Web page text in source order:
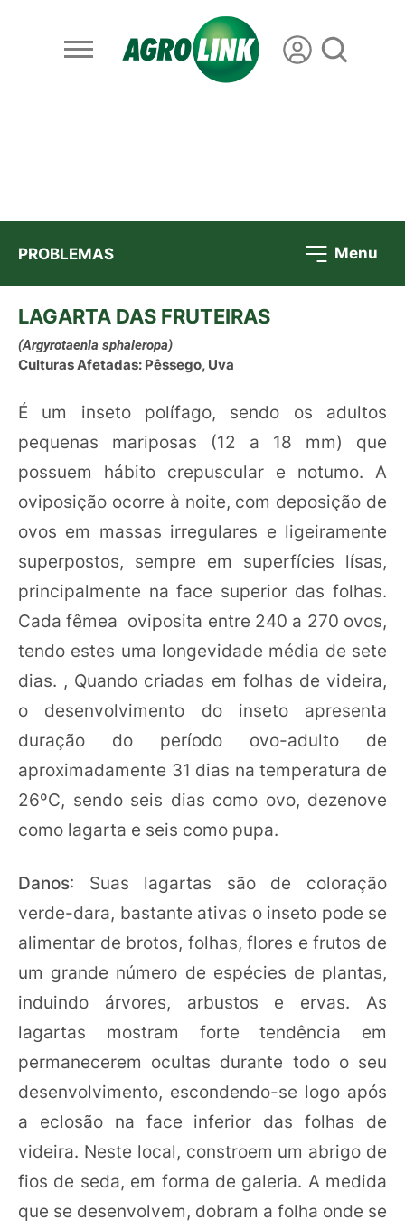
PROBLEMAS Menu
LAGARTA DAS FRUTEIRAS
(Argyrotaenia sphaleropa)
Culturas Afetadas: Pêssego, Uva
É um inseto polífago, sendo os adultos
pequenas mariposas (12 a 18 mm) que
possuem hábito crepuscular e notumo. A
oviposição ocorre à noite, com deposição de
ovos em massas irregulares e ligeiramente
superpostos, sempre em superfícies lísas,
principalmente na face superior das folhas.
Cada fêmea oviposita entre 240 a 270 ovos,
tendo estes uma longevidade média de sete
dias. , Quando criadas em folhas de videira,
o desenvolvimento do inseto apresenta
duração do período ovo-adulto de
aproximadamente 31 dias na temperatura de
26ºC, sendo seis dias como ovo, dezenove
como lagarta e seis como pupa.
Danos: Suas lagartas são de coloração
verde-dara, bastante ativas o inseto pode se
alimentar de brotos, folhas, flores e frutos de
um grande número de espécies de plantas,
induindo árvores, arbustos e ervas. As
lagartas mostram forte tendência em
permanecerem ocultas durante todo o seu
desenvolvimento, escondendo-se logo após
a eclosão na face inferior das folhas de
videira. Neste local, constroem um abrigo de
fios de seda, em forma de galeria. A medida
que se desenvolvem, dobram a folha onde se